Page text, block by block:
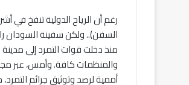
رغم أن الرياح الدولية تنفخ في
السفن).. ولكن سفينة السودان
منذ دخلت قوات التمرد إلى
والمنظمات كافة. وأمس، عبر
أممية لرصد وتوثيق جرائم